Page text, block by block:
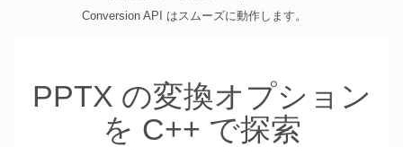
Conversion API はスムーズに動作します。
PPTX の変換オプション
を C++ で探索